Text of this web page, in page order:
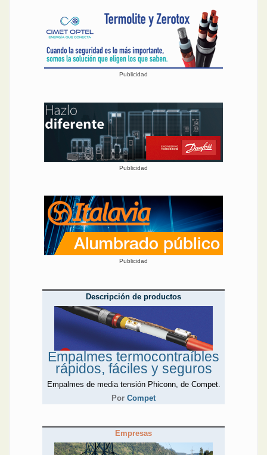
Publicidad
Publicidad
Publicidad
Descripción de productos
Empalmes termocontraíbles
rápidos, fáciles y seguros
Empalmes de media tensión Phiconn, de Compet.
Por Compet
Empresas